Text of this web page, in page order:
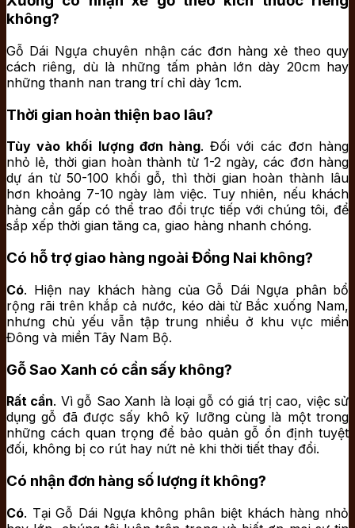
không?
Gỗ Dái Ngựa chuyên nhận các đơn hàng xẻ theo quy
cách riêng, dù là những tấm phản lớn dày 20cm hay
những thanh nan trang trí chỉ dày 1cm.
Thời gian hoàn thiện bao lâu?
Tùy vào khối lượng đơn hàng. Đối với các đơn hàng
nhỏ lẻ, thời gian hoàn thành từ 1-2 ngày, các đơn hàng
dự án từ 50-100 khối gỗ, thì thời gian hoàn thành lâu
hơn khoảng 7-10 ngày làm việc. Tuy nhiên, nếu khách
hàng cần gấp có thể trao đổi trực tiếp với chúng tôi, để
sắp xếp thời gian tăng ca, giao hàng nhanh chóng.
Có hỗ trợ giao hàng ngoài Đồng Nai không?
Có. Hiện nay khách hàng của Gỗ Dái Ngựa phân bổ
rộng rãi trên khắp cả nước, kéo dài từ Bắc xuống Nam,
nhưng chủ yếu vẫn tập trung nhiều ở khu vực miền
Đông và miền Tây Nam Bộ.
Gỗ Sao Xanh có cần sấy không?
Rất cần. Vì gỗ Sao Xanh là loại gỗ có giá trị cao, việc sử
dụng gỗ đã được sấy khô kỹ lưỡng cùng là một trong
những cách quan trọng để bảo quản gỗ ổn định tuyệt
đối, không bị co rút hay nứt nẻ khi thời tiết thay đổi.
Có nhận đơn hàng số lượng ít không?
Có. Tại Gỗ Dái Ngựa không phân biệt khách hàng nhỏ